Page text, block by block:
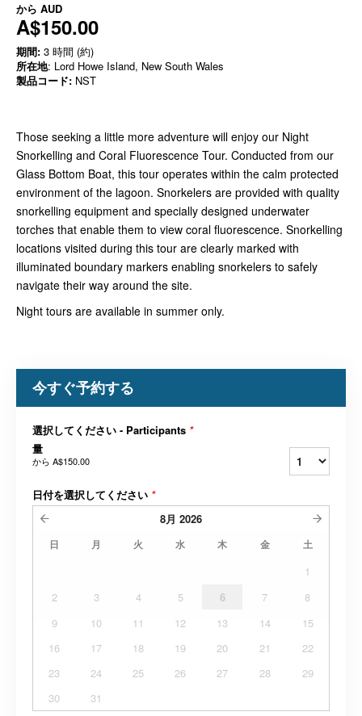
から AUD
A$150.00
期間: 3 時間 (約)
所在地: Lord Howe Island, New South Wales
製品コード: NST
Those seeking a little more adventure will enjoy our Night
Snorkelling and Coral Fluorescence Tour. Conducted from our
Glass Bottom Boat, this tour operates within the calm protected
environment of the lagoon. Snorkelers are provided with quality
snorkelling equipment and specially designed underwater
torches that enable them to view coral fluorescence. Snorkelling
locations visited during this tour are clearly marked with
illuminated boundary markers enabling snorkelers to safely
navigate their way around the site.
Night tours are available in summer only.
今すぐ予約する
選択してください - Participants *
量
から A$150.00
日付を選択してください *
8月 2026
日 月 火 水 木 金 土
1
2
3 4 5 6 7
8
9
10 11 12 13 14
15
16
17 18 19 20 21
22
23
24 25 26 27 28
29
30
31